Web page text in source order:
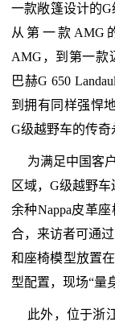
一款敞篷设计的G
从第一款AMG
AMG，到第一
巴赫G 650
到拥有同样强悍
G级越野车的传奇
为满足中国客
区域，G级越野车
余种Nappa皮革
合，来访者可通
和座椅模型放置
型配置，现场“量
此外，位于浙